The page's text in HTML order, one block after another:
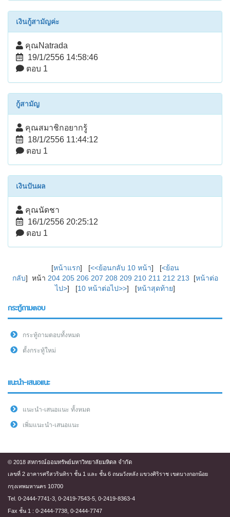
เงินกู้สามัญค่ะ
คุณNatrada
19/1/2556 14:58:46
ตอบ 1
กู้สามัญ
คุณสมาชิกอยากรู้
18/1/2556 11:44:12
ตอบ 1
เงินปันผล
คุณนัดชา
16/1/2556 20:25:12
ตอบ 1
[หน้าแรก] [<<ย้อนกลับ 10 หน้า] [<ย้อน
กลับ] หน้า 204 205 206 207 208 209 210 211 212 213 [หน้าต่อ
ไป>] [10 หน้าต่อไป>>] [หน้าสุดท้าย]
กระทู้ถามตอบ
กระทู้ถามตอบทั้งหมด
ตั้งกระทู้ใหม่
แนะนำ-เสนอแนะ
แนะนำ-เสนอแนะ ทั้งหมด
เพิ่มแนะนำ-เสนอแนะ
© 2018 สหกรณ์ออมทรัพย์มหาวิทยาลัยมหิดล จำกัด
เลขที่ 2 อาคารศรีสวรินทิรา ชั้น 1 และ ชั้น 6 ถนนวังหลัง แขวงศิริราช เขตบางกอกน้อย
กรุงเทพมหานคร 10700
Tel. 0-2444-7741-3, 0-2419-7543-5, 0-2419-8363-4
Fax ชั้น 1 : 0-2444-7738, 0-2444-7747